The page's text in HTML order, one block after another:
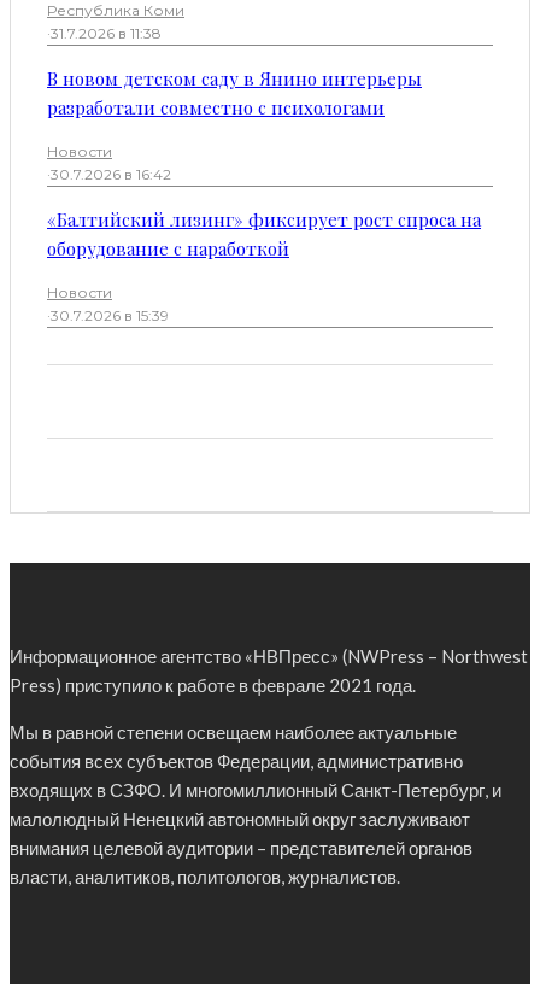
Республика Коми
·31.7.2026 в 11:38
В новом детском саду в Янино интерьеры
разработали совместно с психологами
Новости
·30.7.2026 в 16:42
«Балтийский лизинг» фиксирует рост спроса на
оборудование с наработкой
Новости
·30.7.2026 в 15:39
Информационное агентство «НВПресс» (NWPress – Northwest
Press) приступило к работе в феврале 2021 года.
Мы в равной степени освещаем наиболее актуальные
события всех субъектов Федерации, административно
входящих в СЗФО. И многомиллионный Санкт-Петербург, и
малолюдный Ненецкий автономный округ заслуживают
внимания целевой аудитории – представителей органов
власти, аналитиков, политологов, журналистов.